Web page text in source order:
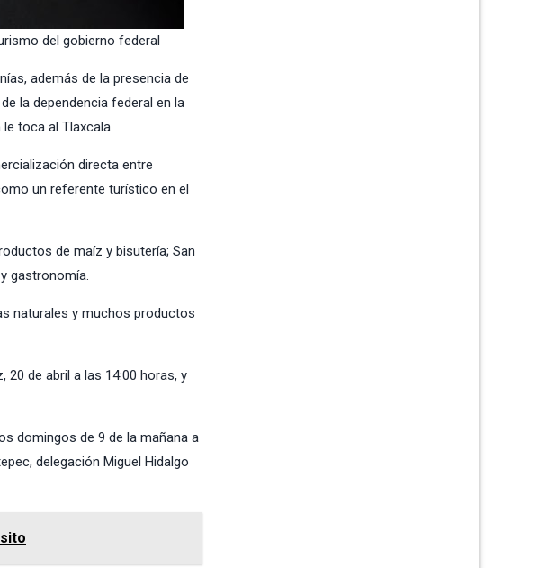
del gobierno federal
además de la presencia de
la dependencia federal en la
toca al Tlaxcala.
directa entre
un referente turístico en el
de maíz y bisutería; San
gastronomía.
naturales y muchos productos
20 de abril a las 14:00 horas, y
domingos de 9 de la mañana a
delegación Miguel Hidalgo